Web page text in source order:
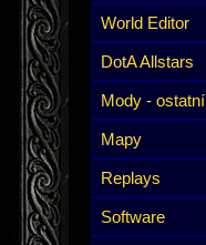
World Editor
DotA Allstars
Mody - ostatní
Mapy
Replays
Software